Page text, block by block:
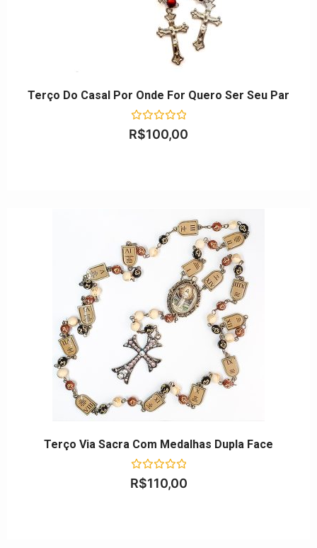
Terço Do Casal Por Onde For Quero Ser Seu Par
Avaliação
0
R$100,00
Terço Via Sacra Com Medalhas Dupla Face
Avaliação
0
R$110,00